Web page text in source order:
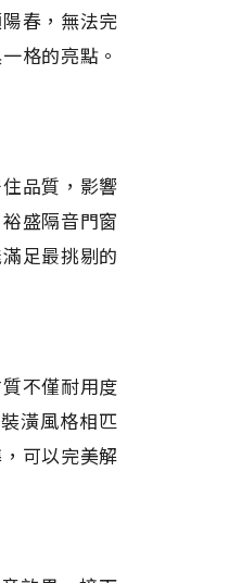
春，無法完
格的亮點。
品質，影響
盛隔音門窗
足最挑剔的
不僅耐用度
潢風格相匹
可以完美解